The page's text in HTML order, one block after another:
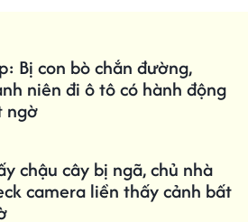
Bị con bò chắn đường,
niên đi ô tô có hành động
ngờ
chậu cây bị ngã, chủ nhà
camera liền thấy cảnh bất